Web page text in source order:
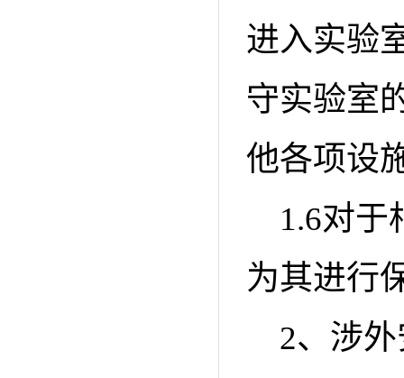
进入实验
守实验室
他各项设
1.6对于
为其进行
2、涉